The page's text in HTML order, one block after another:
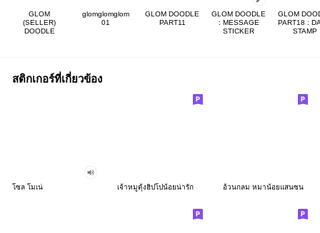
GLOM
(SELLER)
DOODLE
glomglomglom
01
GLOM DOODLE
PART11
GLOM DOODLE
: MESSAGE
STICKER
GLOM
PART18 :
STAMP
สติกเกอร์ที่เกี่ยวข้อง
โซล โมเน่ เจ้าหมูดุ้งฮิปโปน้อยน่ารัก อ้วนกลม หมาน้อยแสนซน